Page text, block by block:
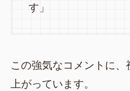
す」
この強気なコメントに
上がっています。